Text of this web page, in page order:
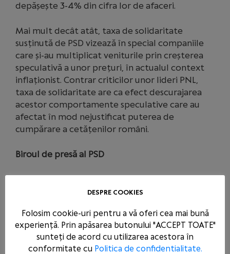
depășește 3-4% din cifra lor de afaceri.
Mai mult decât atât, taxa de solidaritate
susținută de PSD vizează în special companiile
care și-au multiplicat veniturile prin creșterea
speculativă a unor prețuri, în actualul context
inflaționist. Contrar criticilor unor lideri PNL,
taxa de solidaritate are ca efect descurajarea
acestor comportamente speculative care au
afectat în mod nejustificat puterea de
cumpărare a cetățenilor români.
Biroul de presă al PSD
ARTICOLE SIMILARE
PSD CERE INTERVENȚIA URGENTĂ A
AUTORITĂȚILOR STATULUI
ÎMPOTRIVA ABUZURILOR COMISE
DE USR ÎN TENTATIVA DE A-L SALVA
DESPRE COOKIES
Folosim cookie-uri pentru a vă oferi cea mai bună
experiență. Prin apăsarea butonului "ACCEPT TOATE"
sunteți de acord cu utilizarea acestora în
conformitate cu Politica de confidentialitate.